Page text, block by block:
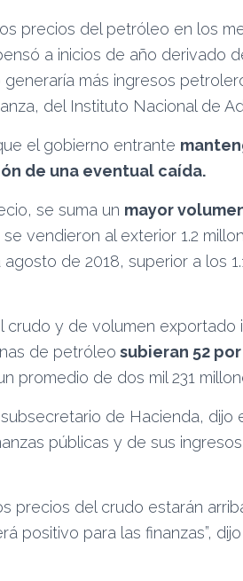
precios del petróleo en los
a inicios de año derivado
más ingresos
del Instituto Nacional de
el gobierno entrante
de una eventual caída.
se suma un mayor
vendieron al exterior 1.2
de 2018, superior a los
crudo y de volumen exportado
de petróleo subieran 52
promedio de dos mil 231
de Hacienda, dijo
públicas y de sus
precios del crudo estarán
positivo para las finanzas”,